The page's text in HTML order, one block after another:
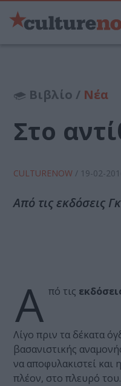
Βιβλίο / Νέα
Στο
CULTURENOW / 19-02-
Από τις εκδόσεις
Α πό τις
Λίγο πριν τα δέκατα
βασανιστικής
να αποφυλακιστεί και
πλέον, στο πλευρό του.